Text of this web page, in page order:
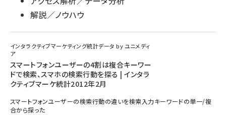
解説／ノウハウ
インタラクティブマーケティング統計データ by ユニメディ
ア
スマートフォンユーザーの4割は複合キーワー
ドで検索、スマホの検索行動を探る | インタラ
クティブマーケ統計2012年2月
スマートフォンユーザーの検索行動の違いを検索入力キーワードの単一/複
合から探った